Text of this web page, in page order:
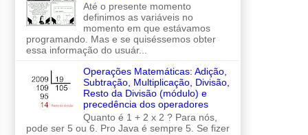
Até o presente momento
definimos as variáveis no
momento em que estávamos
programando. Mas e se quiséssemos obter
essa informação do usuár...
Operações Matemáticas: Adição,
Subtração, Multiplicação, Divisão,
Resto da Divisão (módulo) e
precedência dos operadores
Quanto é 1 + 2 x 2 ? Para nós,
pode ser 5 ou 6. Pro Java é sempre 5. Se fizer